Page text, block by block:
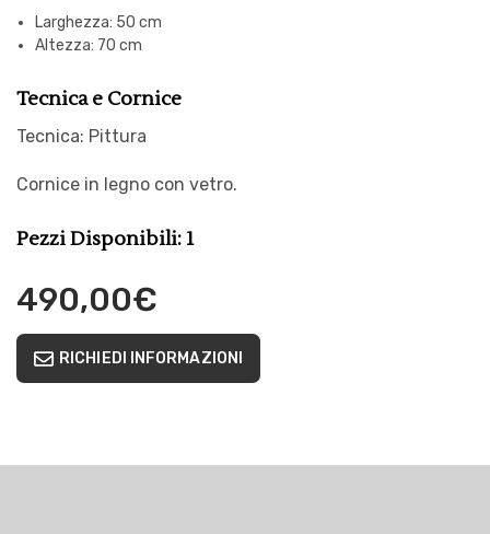
Larghezza: 50 cm
Altezza: 70 cm
Tecnica e Cornice
Tecnica: Pittura
Cornice in legno con vetro.
Pezzi Disponibili: 1
490,00€
RICHIEDI INFORMAZIONI